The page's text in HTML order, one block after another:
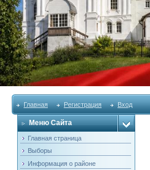
Главная Регистрация Вход
Меню Сайта
Главная страница
Выборы
Информация о районе